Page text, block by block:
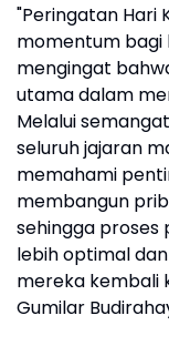
"Peringatan Hari
momentum bagi
mengingat
utama dalam
Melalui
seluruh jajaran
memahami
membangun
sehingga proses
lebih optimal
mereka kembali
Gumilar